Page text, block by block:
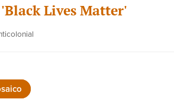
Lives Matter'